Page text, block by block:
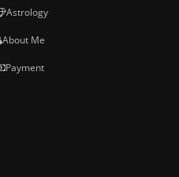
Astrology
About Me
Payment